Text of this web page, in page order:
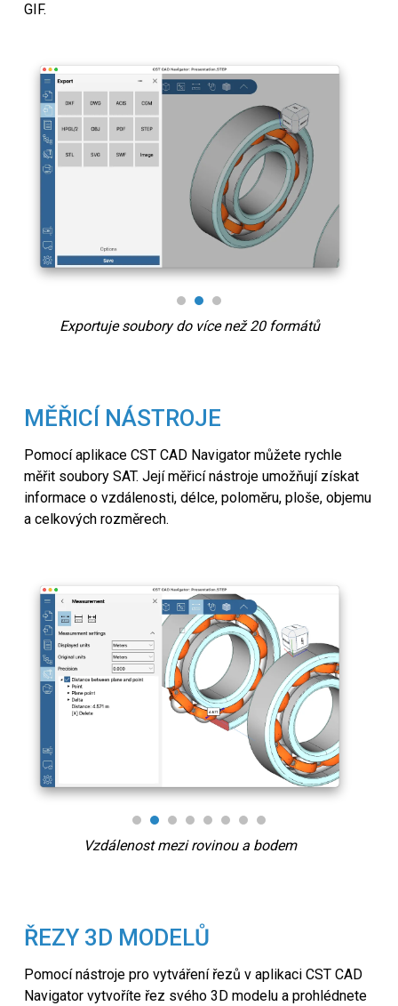
GIF.
Exportuje soubory do více než 20 formátů
MĚŘICÍ NÁSTROJE
Pomocí aplikace CST CAD Navigator můžete rychle
měřit soubory SAT. Její měřicí nástroje umožňují získat
informace o vzdálenosti, délce, poloměru, ploše, objemu
a celkových rozměrech.
Vzdálenost mezi rovinou a bodem
ŘEZY 3D MODELŮ
Pomocí nástroje pro vytváření řezů v aplikaci CST CAD
Navigator vytvoříte řez svého 3D modelu a prohlédnete